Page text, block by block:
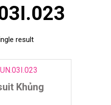
result
Khủng